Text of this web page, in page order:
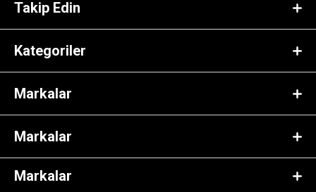
Takip Edin
Kategoriler
Markalar
Markalar
Markalar